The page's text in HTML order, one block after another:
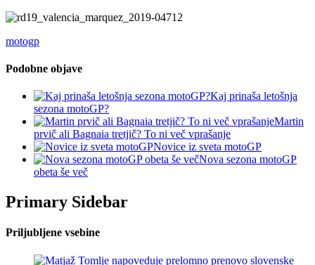
motogp
Podobne objave
Kaj prinaša letošnja
sezona motoGP?
Martin
prvič ali Bagnaia tretjič? To ni več vprašanje
Novice iz sveta motoGP
Nova sezona motoGP
obeta še več
Primary Sidebar
Priljubljene vsebine